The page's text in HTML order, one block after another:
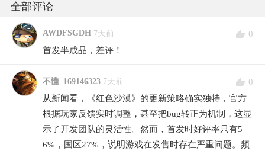
全部评论
AWDFSGDH 7天前
0
首发半成品，差评！
不懂_169146323 7天前
0
从新闻看，《红色沙漠》的更新策略确实独特，官方
根据玩家反馈实时调整，甚至把bug转正为机制，这显
示了开发团队的灵活性。然而，首发时好评率只有5
6%，国区27%，说明游戏在发售时存在严重问题。频